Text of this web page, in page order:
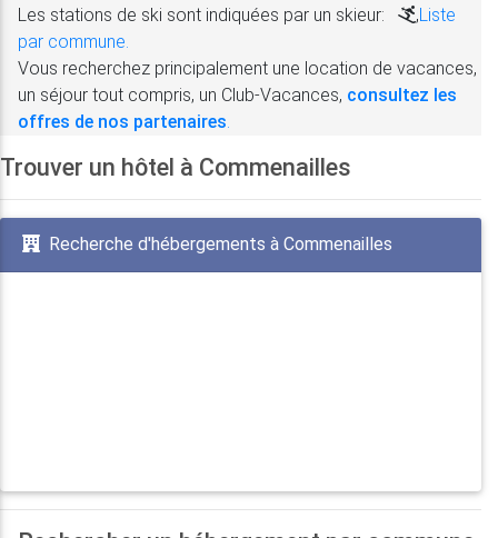
Les stations de ski sont indiquées par un skieur:
,Liste
par commune.
Vous recherchez principalement une location de vacances,
un séjour tout compris, un Club-Vacances, consultez les
offres de nos partenaires
Trouver un hôtel à Commenailles
Recherche d'hébergements à Commenailles